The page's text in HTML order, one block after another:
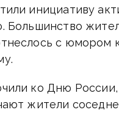
инициативу
Большинство
с юмором
ко Дню
жители